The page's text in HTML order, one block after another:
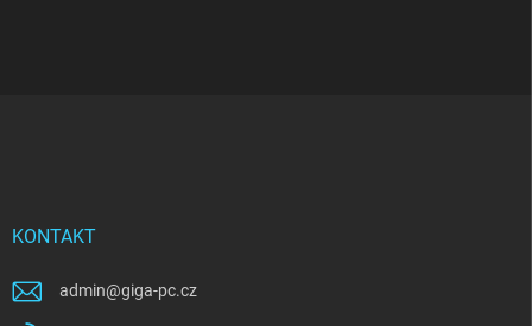
KONTAKT
admin@giga-pc.cz